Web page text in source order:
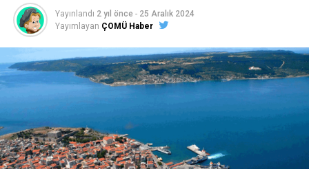
Yayınlandı 2 yıl önce - 25 Aralık 2024
Yayımlayan ÇOMÜ Haber